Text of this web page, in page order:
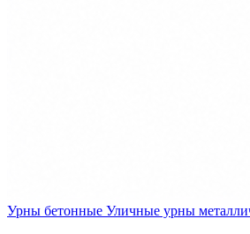
Урны бетонные Уличные урны